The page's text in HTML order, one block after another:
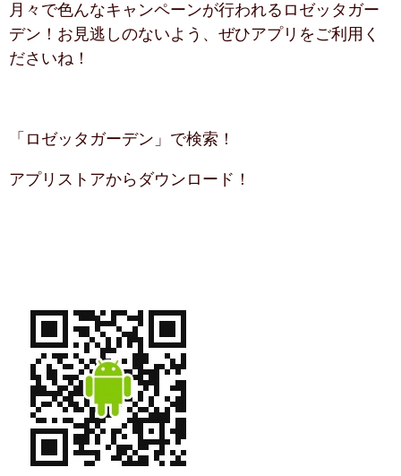
月々で色んなキャンペーンが行われるロゼッタガー
デン！お見逃しのないよう、ぜひアプリをご利用く
ださいね！
「ロゼッタガーデン」で検索！
アプリストアからダウンロード！